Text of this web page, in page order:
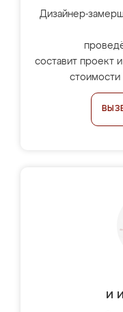
Дизайнер-
составит проект
и